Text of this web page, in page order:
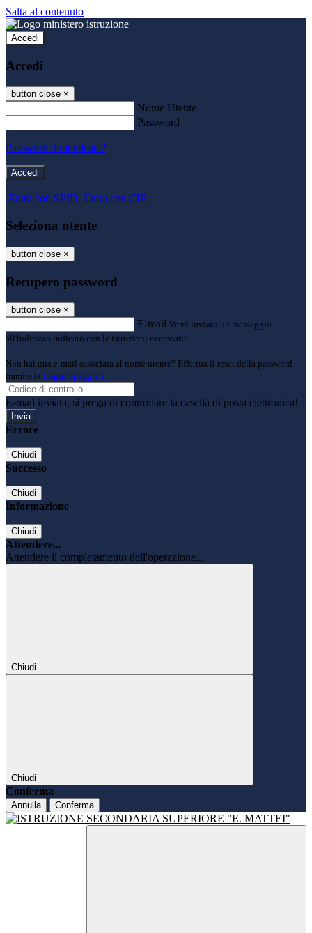
Salta al contenuto
Accedi
Accedi
button close ×
Nome Utente
Password
Password dimenticata?
-
Entra con SPID Entra con CIE
Seleziona utente
button close ×
Recupero password
button close ×
E-mail Verrà inviato un messaggio
all'indirizzo indicato con le istruzioni necessarie.
Non hai una e-mail associata al nome utente? Effettua il reset della password
tramite la Login Spaggiari
E-mail inviata, si prega di controllare la casella di posta elettronica!
Errore
Chiudi
Successo
Chiudi
Informazione
Chiudi
Attendere...
Attendere il completamento dell'operazione...
Chiudi
Chiudi
Conferma
Annulla Conferma